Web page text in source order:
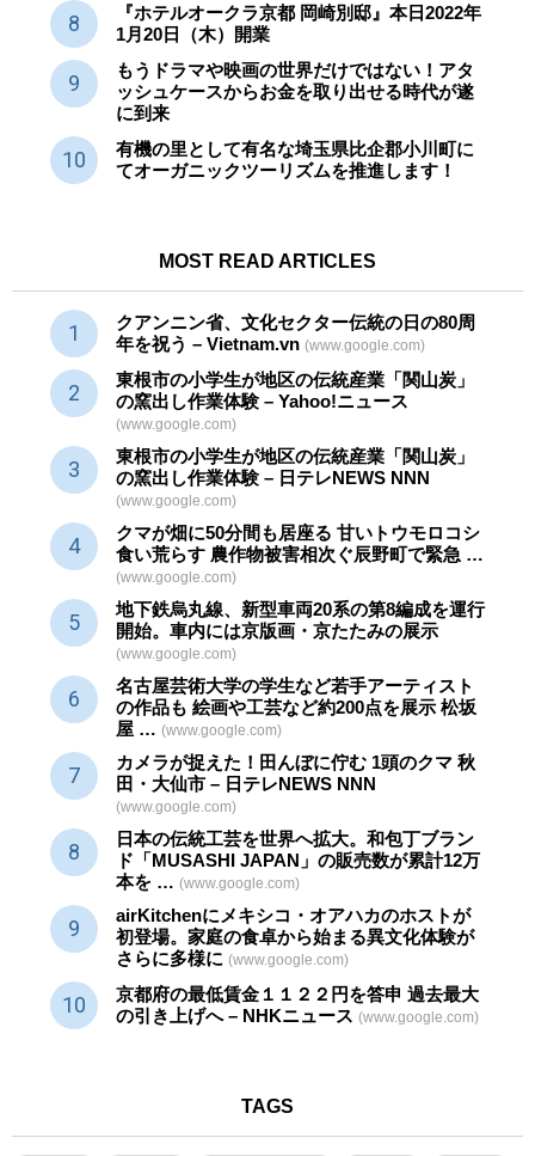
『ホテルオークラ京都 岡崎別邸』本日2022年
1月20日（木）開業
もうドラマや映画の世界だけではない！アタ
ッシュケースからお金を取り出せる時代が遂
に到来
有機の里として有名な埼玉県比企郡小川町に
てオーガニックツーリズムを推進します！
MOST READ ARTICLES
クアンニン省、文化セクター伝統の日の80周
年を祝う – Vietnam.vn (www.google.com)
東根市の小学生が地区の伝統産業 「関山炭」
の窯出し作業体験 – Yahoo!ニュース
(www.google.com)
東根市の小学生が地区の伝統産業 「関山炭」
の窯出し作業体験 – 日テレNEWS NNN
(www.google.com)
クマが畑に50分間も居座る 甘いトウモロコシ
食い荒らす 農作物被害相次ぐ辰野町で緊急 …
(www.google.com)
地下鉄烏丸線、新型車両20系の第8編成を運行
開始。車内には京版画・京たたみの展示
(www.google.com)
名古屋芸術大学の学生など若手アーティスト
の作品も 絵画や工芸など約200点を展示 松坂
屋 … (www.google.com)
カメラが捉えた！田んぼに佇む 1頭のクマ 秋
田・大仙市 – 日テレNEWS NNN
(www.google.com)
日本の伝統工芸を世界へ拡大。和包丁ブラン
ド「MUSASHI JAPAN」の販売数が累計12万
本を … (www.google.com)
airKitchenにメキシコ・オアハカのホストが
初登場。家庭の食卓から始まる異文化体験が
さらに多様に (www.google.com)
京都府の最低賃金１１２２円を答申 過去最大
の引き上げへ – NHKニュース (www.google.com)
TAGS